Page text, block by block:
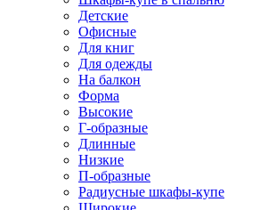
Детские
Офисные
Для книг
Для одежды
На балкон
Форма
Высокие
Г-образные
Длинные
Низкие
П-образные
Радиусные шкафы-купе